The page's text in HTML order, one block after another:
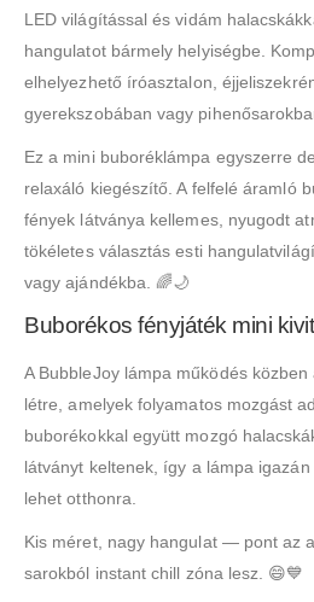
LED világítással és vidám
hangulatot bármely helyiségbe.
elhelyezhető íróasztalon,
gyerekszobában vagy
Ez a mini buboréklámpa egyszerre
relaxáló kiegészítő. A felfelé áramló
fények látványa kellemes, nyugodt
tökéletes választás esti
vagy ajándékba. 🌈🌙
Buborékos fényjáték mini
A BubbleJoy lámpa működés
létre, amelyek folyamatos mozgást
buborékokkal együtt mozgó
látványt keltenek, így a lámpa
lehet otthonra.
Kis méret, nagy hangulat — pont az
sarokból instant chill zóna lesz. 😄💙